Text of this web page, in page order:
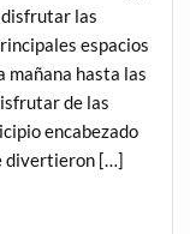
disfrutar las
espacios
mañana hasta las
de las
encabezado
divertieron […]